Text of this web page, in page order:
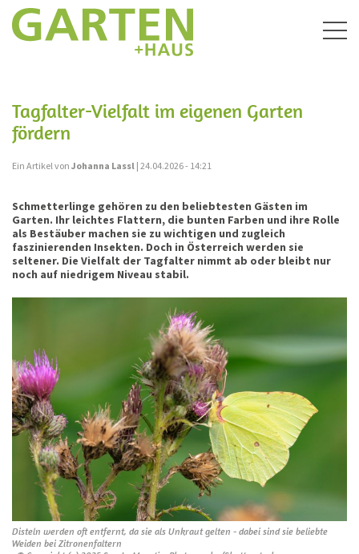
Tagfalter-Vielfalt im eigenen Garten
fördern
Ein Artikel von Johanna Lassl | 24.04.2026 - 14:21
Schmetterlinge gehören zu den beliebtesten Gästen im
Garten. Ihr leichtes Flattern, die bunten Farben und ihre Rolle
als Bestäuber machen sie zu wichtigen und zugleich
faszinierenden Insekten. Doch in Österreich werden sie
seltener. Die Vielfalt der Tagfalter nimmt ab oder bleibt nur
noch auf niedrigem Niveau stabil.
Disteln werden oft entfernt, da sie als Unkraut gelten - dabei sind sie beliebte
Weiden bei Zitronenfaltern